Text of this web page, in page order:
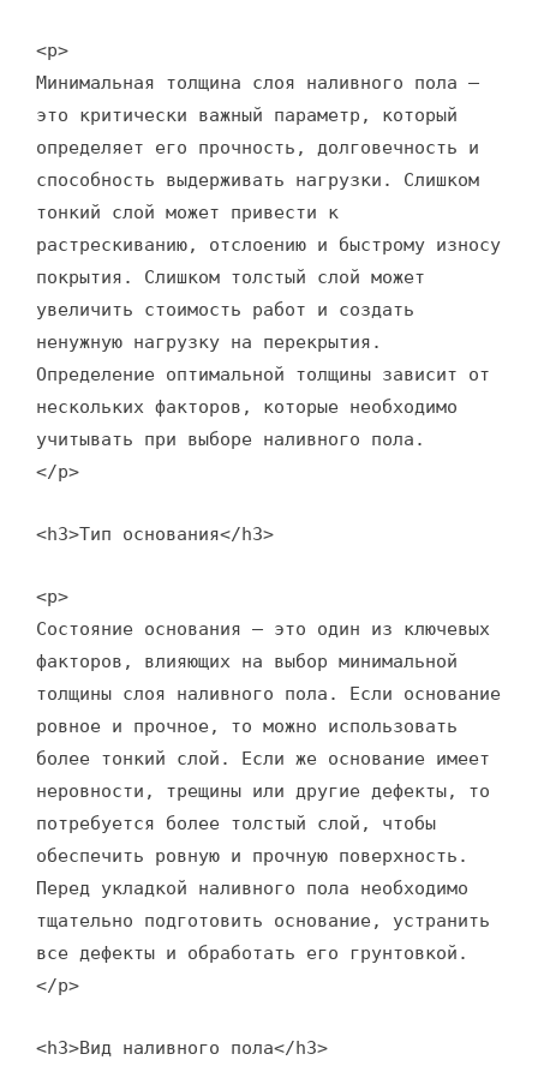
<p>
Минимальная толщина слоя наливного пола –
это критически важный параметр, который
определяет его прочность, долговечность и
способность выдерживать нагрузки. Слишком
тонкий слой может привести к
растрескиванию, отслоению и быстрому износу
покрытия. Слишком толстый слой может
увеличить стоимость работ и создать
ненужную нагрузку на перекрытия.
Определение оптимальной толщины зависит от
нескольких факторов, которые необходимо
учитывать при выборе наливного пола.
</p>
<h3>Тип основания</h3>
<p>
Состояние основания – это один из ключевых
факторов, влияющих на выбор минимальной
толщины слоя наливного пола. Если основание
ровное и прочное, то можно использовать
более тонкий слой. Если же основание имеет
неровности, трещины или другие дефекты, то
потребуется более толстый слой, чтобы
обеспечить ровную и прочную поверхность.
Перед укладкой наливного пола необходимо
тщательно подготовить основание, устранить
все дефекты и обработать его грунтовкой.
</p>
<h3>Вид наливного пола</h3>